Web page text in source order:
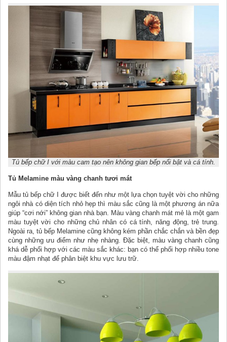
Tủ bếp chữ I với màu cam tạo nên không gian bếp nổi bật và cá tính.
Tủ Melamine màu vàng chanh tươi mát
Mẫu tủ bếp chữ I được biết đến như một lựa chọn tuyệt vời cho những
ngôi nhà có diện tích nhỏ hẹp thì màu sắc cũng là một phương án nữa
giúp “cơi nới” không gian nhà bạn. Màu vàng chanh mát mẻ là một gam
màu tuyệt vời cho những chủ nhân có cá tính, năng động, trẻ trung.
Ngoài ra, tủ bếp Melamine cũng không kém phần chắc chắn và bền đẹp
cùng những ưu điểm như nhẹ nhàng. Đặc biệt, màu vàng chanh cũng
khá dễ phối hợp với các màu sắc khác: bạn có thể phối hợp nhiều tone
màu đậm nhạt để phân biệt khu vực lưu trữ.